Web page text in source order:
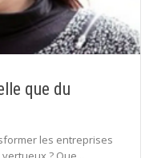
que du
les entreprises